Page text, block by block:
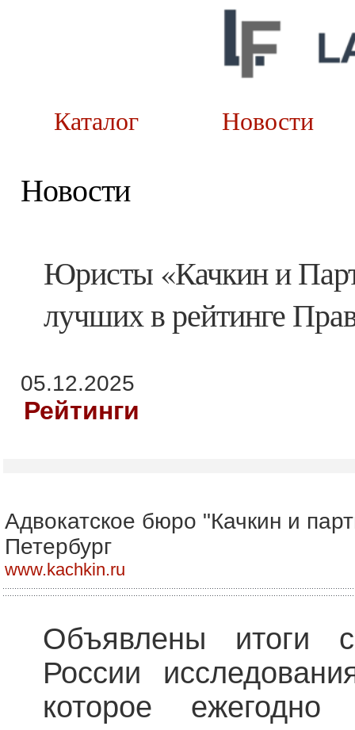
Каталог
Новости
Юристы «Качкин и
лучших в рейтинге
05.12.2025
Рейтинги
Адвокатское бюро "Качкин и
Петербург
www.kachkin.ru
Объявлены итоги
России
которое ежегодно